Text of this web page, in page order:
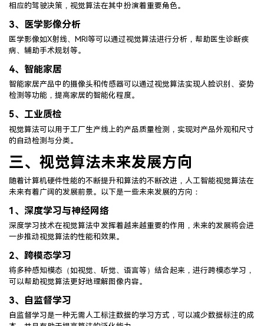
相应的驾驶决策，视觉算法在其中扮演着重要角色。
3、 医学影像分析
医学影像如X射线、MRI等可以通过视觉算法进行分析，帮助医生诊断疾
病、辅助手术规划等。
4、 智能家居
智能家居产品中的摄像头和传感器可以通过视觉算法实现人脸识别、姿势
检测等功能，提高家居的智能化程度。
5、 工业质检
视觉算法可以用于工厂生产线上的产品质量检测，实现对产品外观和尺寸
的自动检测与分类。
三、视觉算法未来发展方向
随着计算机硬件性能的不断提升和算法的不断改进，人工智能视觉算法在
未来有着广阔的发展前景。以下是一些未来发展的方向：
1、 深度学习与神经网络
深度学习技术在视觉算法中发挥着越来越重要的作用，未来的发展将会进
一步推动视觉算法的性能和效果。
2、 跨模态学习
将多种感知模态（如视觉、听觉、语言等）结合起来，进行跨模态学习，
可以帮助视觉算法更好地理解图像内容。
3、 自监督学习
自监督学习是一种无需人工标注数据的学习方式，可以减少数据标注的成